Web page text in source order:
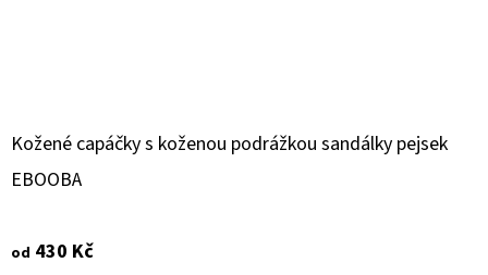
Kožené capáčky s koženou podrážkou sandálky pejsek
EBOOBA
od 430 Kč